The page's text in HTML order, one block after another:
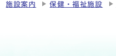
施設案内
保健・福祉施設